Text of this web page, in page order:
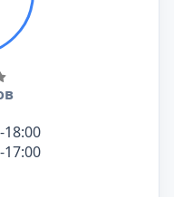
18:00
17:00